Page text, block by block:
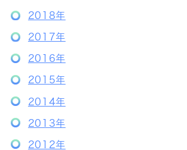
2018年
2017年
2016年
2015年
2014年
2013年
2012年